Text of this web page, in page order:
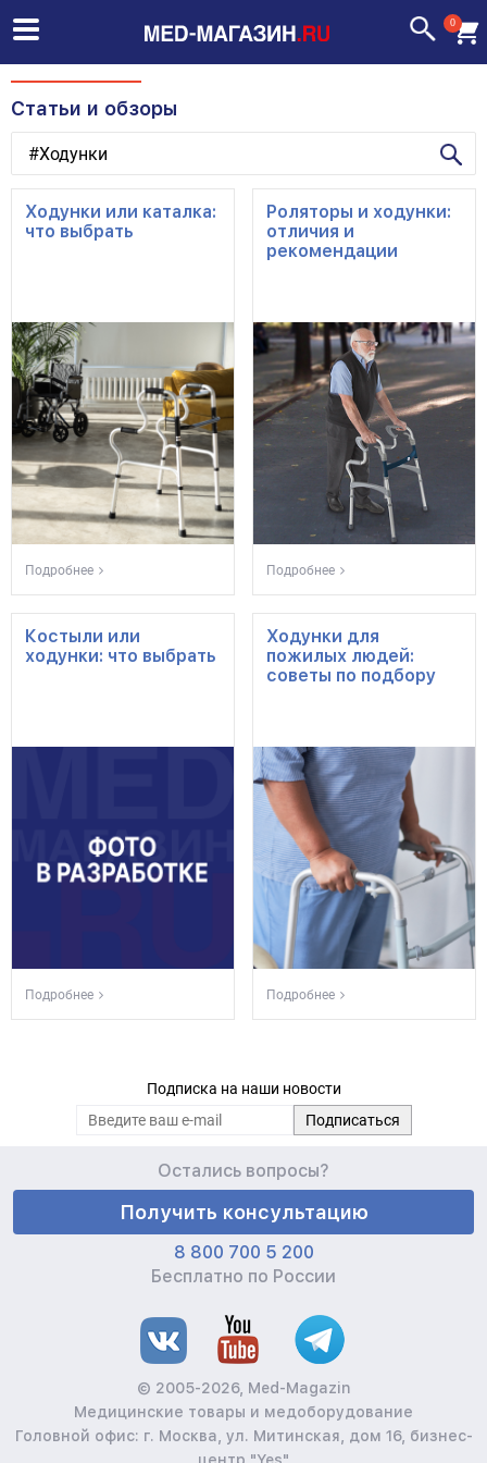
0
Статьи и обзоры
Ходунки или каталка:
что выбрать
Подробнее
Роляторы и ходунки:
отличия и
рекомендации
Подробнее
Костыли или
ходунки: что выбрать
Подробнее
Ходунки для
пожилых людей:
советы по подбору
Подробнее
Подписка на наши новости
Остались вопросы?
Получить консультацию
8 800 700 5 200
Бесплатно по России
© 2005-2026, Med-Magazin
Медицинские товары и медоборудование
Головной офис: г. Москва, ул. Митинская, дом 16, бизнес-